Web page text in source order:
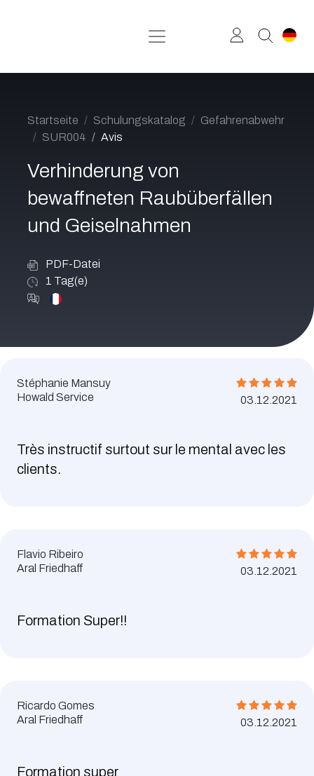
Startseite Schulungskatalog
Gefahrenabwehr
SUR004
Avis
Verhinderung von
bewaffneten Raubüberfällen
und Geiselnahmen
PDF-Datei
1 Tag(e)
Stéphanie Mansuy
Howald Service
03.12.2021
Très instructif surtout sur le mental avec les
clients.
Flavio Ribeiro
Aral Friedhaff
03.12.2021
Formation Super!!
Ricardo Gomes
Aral Friedhaff
03.12.2021
Formation super